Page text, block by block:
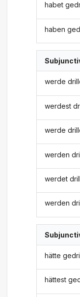
habet
haben
werde
werdest
werde
werden
werdet
werden
hätte
hättest